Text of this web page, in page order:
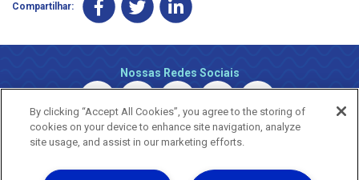
Compartilhar:
Nossas Redes Sociais
By clicking “Accept All Cookies”, you agree to the storing of
cookies on your device to enhance site navigation, analyze
site usage, and assist in our marketing efforts.